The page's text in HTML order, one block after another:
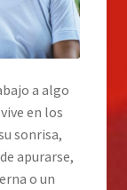
a algo
en los
sonrisa,
apurarse,
o un